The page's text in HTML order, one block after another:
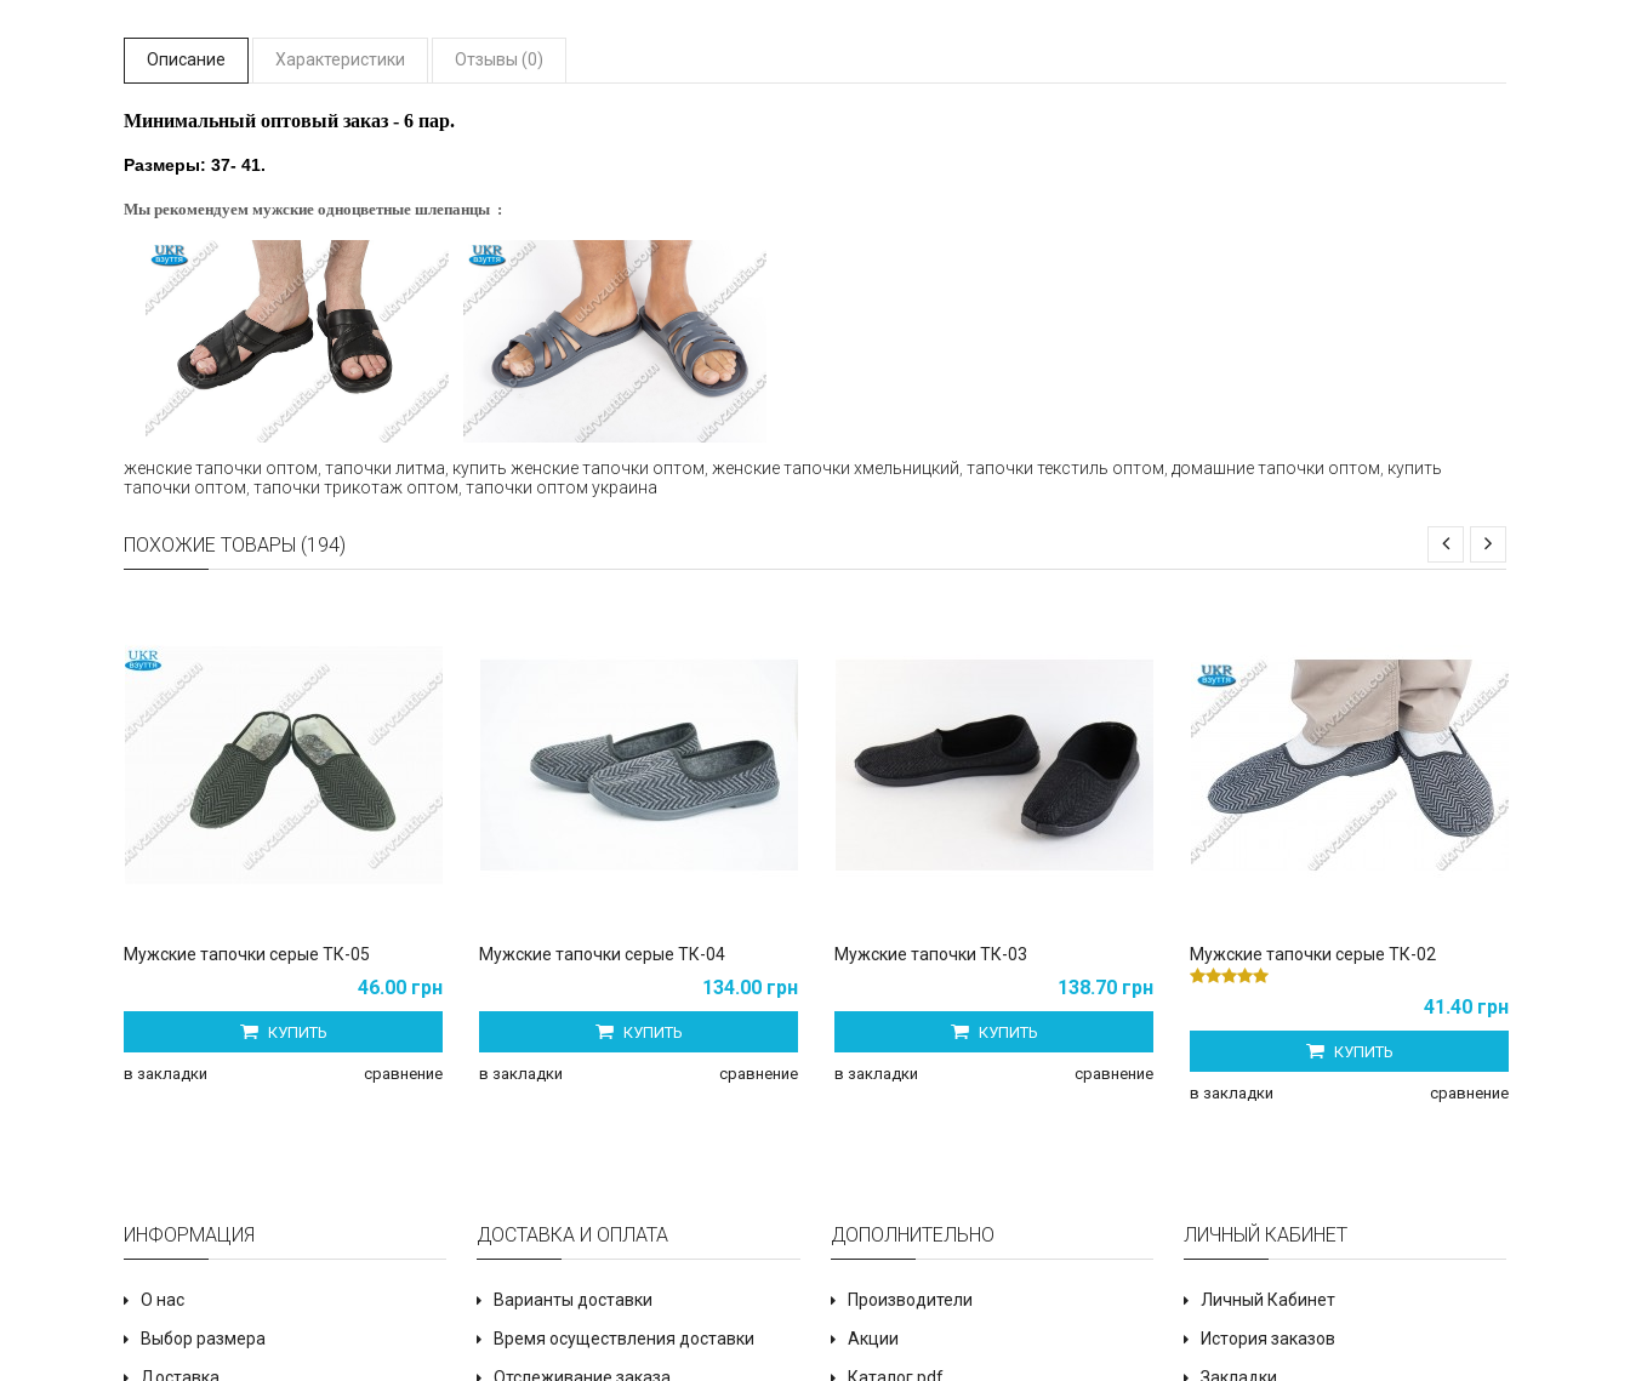
Описание Характеристики Отзывы (0)
Минимальный оптовый заказ - 6 пар.
Размеры: 37- 41.
Мы рекомендуем мужские одноцветные шлепанцы :
женские тапочки оптом тапочки литма купить женские тапочки оптом женские тапочки хмельницкий тапочки текстиль оптом домашние тапочки оптом купить
тапочки оптом тапочки трикотаж оптом тапочки оптом украина
ПОХОЖИЕ ТОВАРЫ (194)
Мужские тапочки серые ТК-05
46.00 грн
КУПИТЬ
в закладки сравнение
Мужские тапочки серые ТК-04
134.00 грн
КУПИТЬ
в закладки сравнение
Мужские тапочки ТК-03
138.70 грн
КУПИТЬ
в закладки сравнение
Мужские тапочки серые ТК-02
41.40 грн
КУПИТЬ
в закладки сравнение
ИНФОРМАЦИЯ
О нас
Выбор размера
Доставка
ДОСТАВКА И ОПЛАТА
Варианты доставки
Время осуществления доставки
Отслеживание заказа
ДОПОЛНИТЕЛЬНО
Производители
Акции
Каталог pdf
ЛИЧНЫЙ КАБИНЕТ
Личный Кабинет
История заказов
Закладки